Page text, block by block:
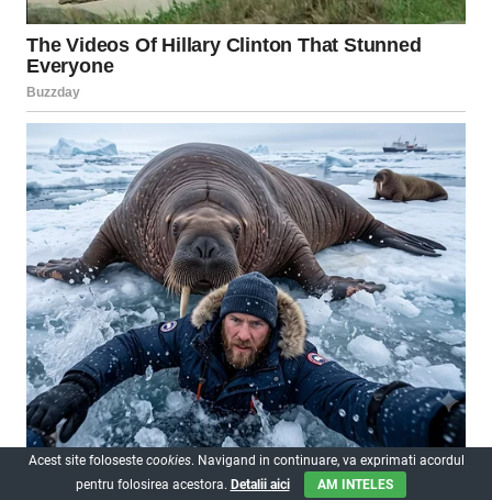
Acest site foloseste cookies. Navigand in continuare, va exprimati acordul
pentru folosirea acestora. Detalii aici AM INTELES